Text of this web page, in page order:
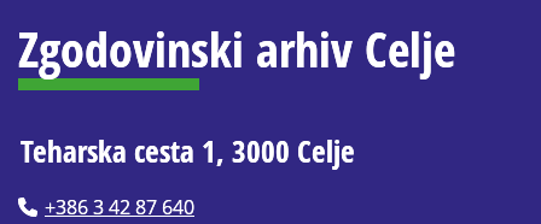
Zgodovinski arhiv Celje
Teharska cesta 1, 3000 Celje
+386 3 42 87 640